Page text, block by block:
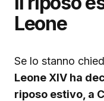
Leone
Se lo stanno
Leone XIV ha
riposo estivo, a